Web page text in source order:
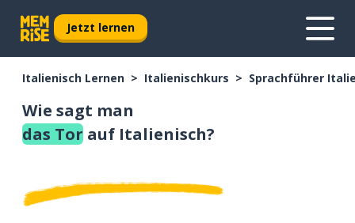
Jetzt lernen
Italienisch Lernen Italienischkurs Sprachführer
Wie sagt man
das Tor auf Italienisch?